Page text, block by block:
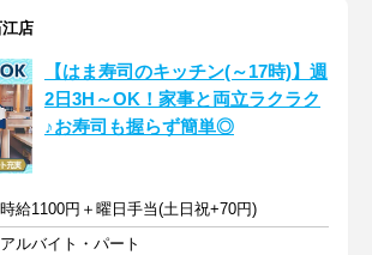
店
【はま寿司のキッチン(～17時)】週
2日3H～OK！家事と両立ラクラク
♪お寿司も握らず簡単◎
時給1100円＋曜日手当(土日祝+70円)
アルバイト・パート